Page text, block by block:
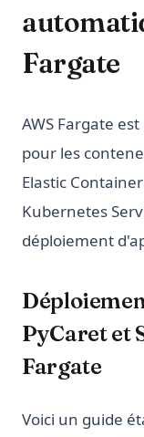
Fargate
AWS Fargate
pour les
Elastic
Kubernetes
déploiement
PyCaret et
Fargate
Voici un guide